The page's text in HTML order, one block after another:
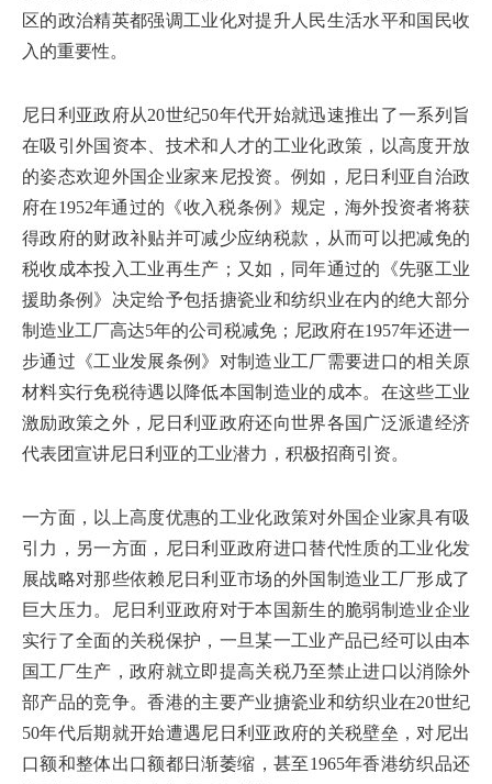
区的政治精英都强调工业化对提升人民生活水平和国民收
入的重要性。
尼日利亚政府从20世纪50年代开始就迅速推出了一系列旨
在吸引外国资本、技术和人才的工业化政策，以高度开放
的姿态欢迎外国企业家来尼投资。例如，尼日利亚自治政
府在1952年通过的《收入税条例》规定，海外投资者将获
得政府的财政补贴并可减少应纳税款，从而可以把减免的
税收成本投入工业再生产；又如，同年通过的《先驱工业
援助条例》决定给予包括搪瓷业和纺织业在内的绝大部分
制造业工厂高达5年的公司税减免；尼政府在1957年还进一
步通过《工业发展条例》对制造业工厂需要进口的相关原
材料实行免税待遇以降低本国制造业的成本。在这些工业
激励政策之外，尼日利亚政府还向世界各国广泛派遣经济
代表团宣讲尼日利亚的工业潜力，积极招商引资。
一方面，以上高度优惠的工业化政策对外国企业家具有吸
引力，另一方面，尼日利亚政府进口替代性质的工业化发
展战略对那些依赖尼日利亚市场的外国制造业工厂形成了
巨大压力。尼日利亚政府对于本国新生的脆弱制造业企业
实行了全面的关税保护，一旦某一工业产品已经可以由本
国工厂生产，政府就立即提高关税乃至禁止进口以消除外
部产品的竞争。香港的主要产业搪瓷业和纺织业在20世纪
50年代后期就开始遭遇尼日利亚政府的关税壁垒，对尼出
口额和整体出口额都日渐萎缩，甚至1965年香港纺织品还